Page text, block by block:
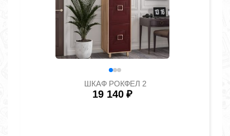
ШКАФ РОКФЕЛ 2
19 140 ₽